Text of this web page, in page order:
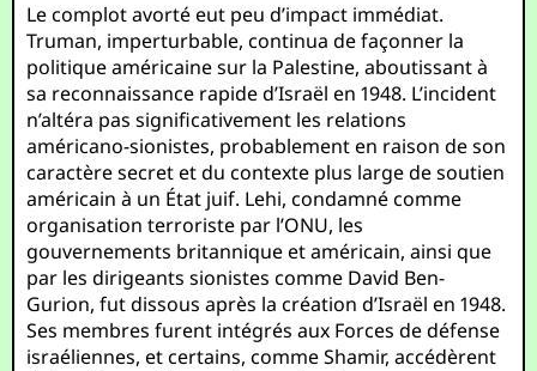
Le complot avorté eut peu d’impact immédiat.
Truman, imperturbable, continua de façonner la
politique américaine sur la Palestine, aboutissant à
sa reconnaissance rapide d’Israël en 1948. L’incident
n’altéra pas significativement les relations
américano-sionistes, probablement en raison de son
caractère secret et du contexte plus large de soutien
américain à un État juif. Lehi, condamné comme
organisation terroriste par l’ONU, les
gouvernements britannique et américain, ainsi que
par les dirigeants sionistes comme David Ben-
Gurion, fut dissous après la création d’Israël en 1948.
Ses membres furent intégrés aux Forces de défense
israéliennes, et certains, comme Shamir, accédèrent